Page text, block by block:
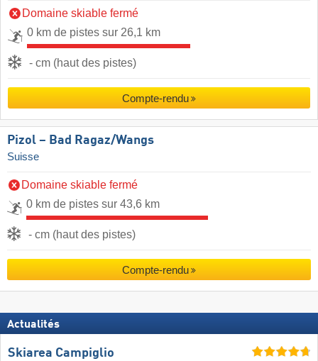
Domaine skiable fermé
0 km de pistes sur 26,1 km
- cm (haut des pistes)
Compte-rendu
Pizol – Bad Ragaz/​Wangs
Suisse
Domaine skiable fermé
0 km de pistes sur 43,6 km
- cm (haut des pistes)
Compte-rendu
Actualités
Skiarea Campiglio